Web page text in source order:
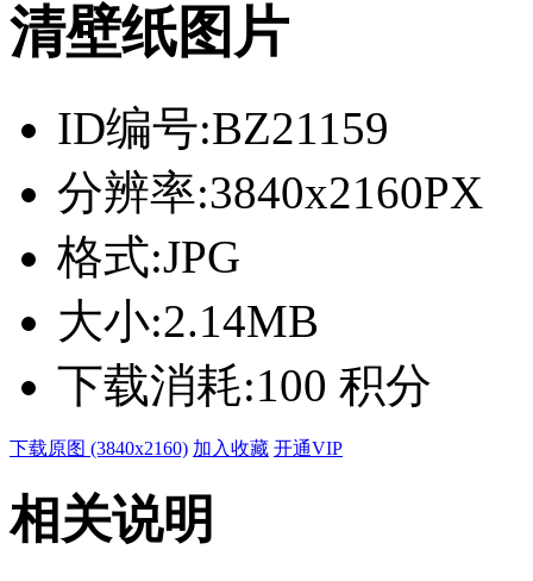
清壁纸图片
ID编号:BZ21159
分辨率:3840x2160PX
格式:JPG
大小:2.14MB
下载消耗:100 积分
下载原图 (3840x2160) 加入收藏 开通VIP
相关说明